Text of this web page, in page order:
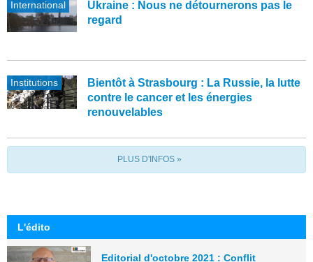
International
Ukraine : Nous ne détournerons pas le
regard
Institutions
Bientôt à Strasbourg : La Russie, la lutte
contre le cancer et les énergies
renouvelables
PLUS D'INFOS »
L'édito
Editorial d'octobre 2021 : Conflit